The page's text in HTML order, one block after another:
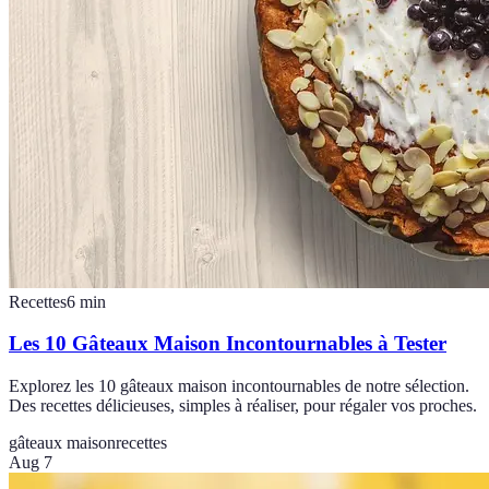
Recettes6 min
Les 10 Gâteaux Maison Incontournables à Tester
Explorez les 10 gâteaux maison incontournables de notre sélection.
Des recettes délicieuses, simples à réaliser, pour régaler vos proches.
gâteaux maisonrecettes
Aug 7